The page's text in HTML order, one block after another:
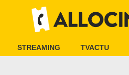
STREAMING TVACTU